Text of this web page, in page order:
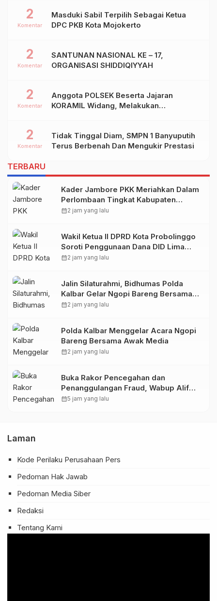
Masduki Sabil Terpilih Sebagai Ketua
DPC PKB Kota Mojokerto
2
Komentar
SANTUNAN NASIONAL KE – 17,
ORGANISASI SHIDDIQIYYAH
2
Komentar
Anggota POLSEK Beserta Jajaran
KORAMIL Widang, Melakukan
Kab.TUBAN
2
Komentar
Tidak Tinggal Diam, SMPN 1 Banyuputih
Terus Berbenah Dan Mengukir Prestasi
2
Komentar
TERBARU
Kader Jambore PKK Meriahkan Dalam
Perlombaan Tingkat Kabupaten
Samosir
calendar_month2 jam yang lalu
Wakil Ketua II DPRD Kota Probolinggo
Soroti Penggunaan Dana DID Lima
Tahun Terakhir
calendar_month2 jam yang lalu
Jalin Silaturahmi, Bidhumas Polda
Kalbar Gelar Ngopi Bareng Bersama
Awak Media Online*M
calendar_month2 jam yang lalu
Polda Kalbar Menggelar Acara Ngopi
Bareng Bersama Awak Media
calendar_month2 jam yang lalu
Buka Rakor Pencegahan dan
Penanggulangan Fraud, Wabup Alif
Dorong Perkuat Sistem JKN
calendar_month5 jam yang lalu
Laman
Kode Perilaku Perusahaan Pers
Pedoman Hak Jawab
Pedoman Media Siber
Redaksi
Tentang Kami